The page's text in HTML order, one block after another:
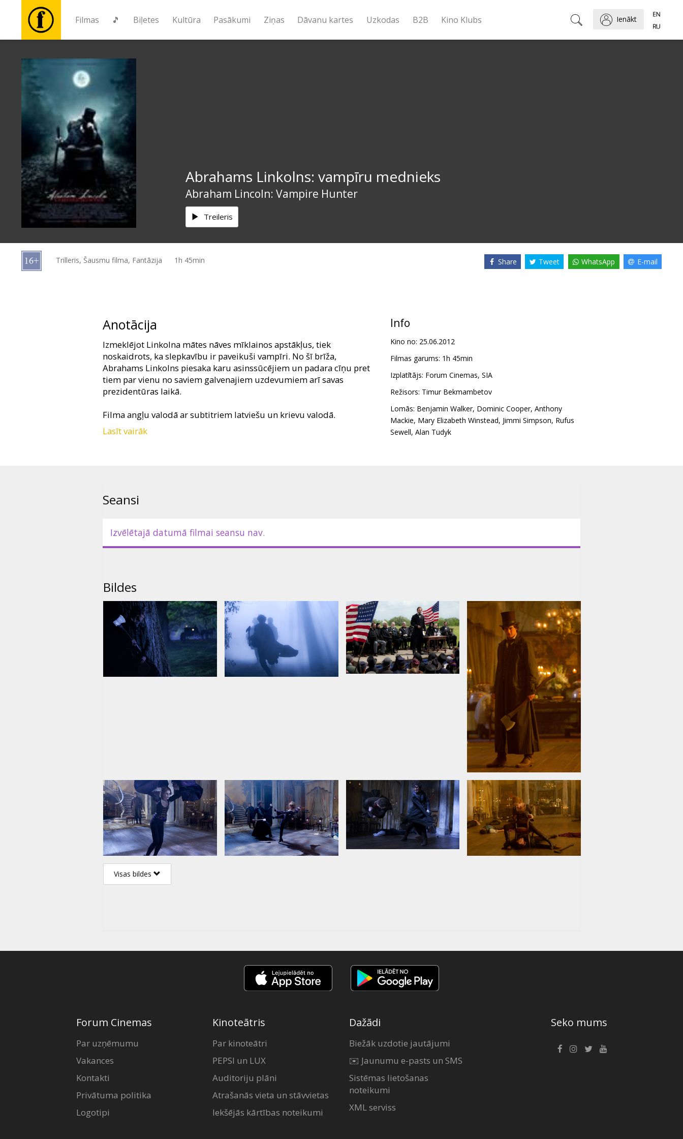
Filmas 🎵 Biļetes Kultūra Pasākumi Ziņas Dāvanu kartes Uzkodas B2B Kino Klubs Ienākt
Biļetes
Kultūra
Pasākumi
Ziņas
kartes
Abrahams Linkolns: vampīru mednieks
Abraham Lincoln: Vampire Hunter
Treileris
Trilleris, Šausmu filma, Fantāzija 1h 45min Share Tweet WhatsApp E-mail
Anotācija
Izmeklējot Linkolna mātes nāves mīklainos apstākļus, tiek
noskaidrots, ka slepkavību ir paveikuši vampīri. No šī brīža,
Abrahams Linkolns piesaka karu asinssūcējiem un padara cīņu pret
tiem par vienu no saviem galvenajiem uzdevumiem arī savas
prezidentūras laikā.
Filma angļu valodā ar subtitriem latviešu un krievu valodā.
Filma 3D formātā.
Lasīt vairāk
Info
Kino no: 25.06.2012
Filmas garums: 1h 45min
Izplatītājs: Forum Cinemas, SIA
Režisors: Timur Bekmambetov
Lomās: Benjamin Walker, Dominic Cooper, Anthony
Mackie, Mary Elizabeth Winstead, Jimmi Simpson, Rufus
Sewell, Alan Tudyk
Seansi
Izvēlētajā datumā filmai seansu nav.
Bildes
Visas bildes
Forum Cinemas
Par uzņēmumu
Vakances
Kontakti
Privātuma politika
Logotipi
Kinoteātris
Par kinoteātri
PEPSI un LUX
Auditoriju plāni
Atrašanās vieta un stāvvietas
Iekšējās kārtības noteikumi
Dažādi
Biežāk uzdotie jautājumi
✉️ Jaunumu e-pasts un SMS
Sistēmas lietošanas
noteikumi
XML serviss
Seko mums